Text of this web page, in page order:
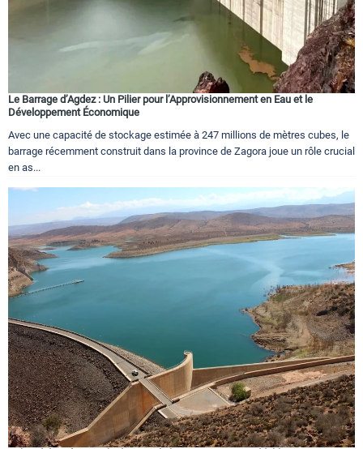
Le Barrage d’Agdez : Un Pilier pour l’Approvisionnement en Eau et le
Développement Économique
Avec une capacité de stockage estimée à 247 millions de mètres cubes, le
barrage récemment construit dans la province de Zagora joue un rôle crucial
en as...